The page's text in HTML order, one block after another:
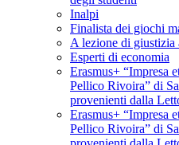
Inalpi
Finalista dei giochi
A lezione di giustizia
Esperti di economia
Erasmus+ “Impresa
Pellico Rivoira” di
provenienti dalla
Erasmus+ “Impresa
Pellico Rivoira” di